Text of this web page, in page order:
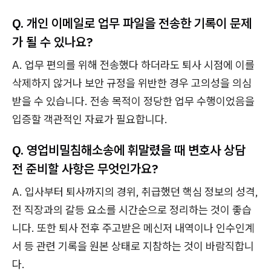
Q. 개인 이메일로 업무 파일을 전송한 기록이 문제
가 될 수 있나요?
A. 업무 편의를 위해 전송했다 하더라도 퇴사 시점에 이를
삭제하지 않거나 보안 규정을 위반한 경우 고의성을 의심
받을 수 있습니다. 전송 목적이 정당한 업무 수행이었음을
입증할 객관적인 자료가 필요합니다.
Q. 영업비밀침해소송에 휘말렸을 때 변호사 상담
전 준비할 사항은 무엇인가요?
A. 입사부터 퇴사까지의 경위, 취급했던 핵심 정보의 성격,
전 직장과의 갈등 요소를 시간순으로 정리하는 것이 좋습
니다. 또한 퇴사 전후 주고받은 메신저 내역이나 인수인계
서 등 관련 기록을 원본 상태로 지참하는 것이 바람직합니
다.